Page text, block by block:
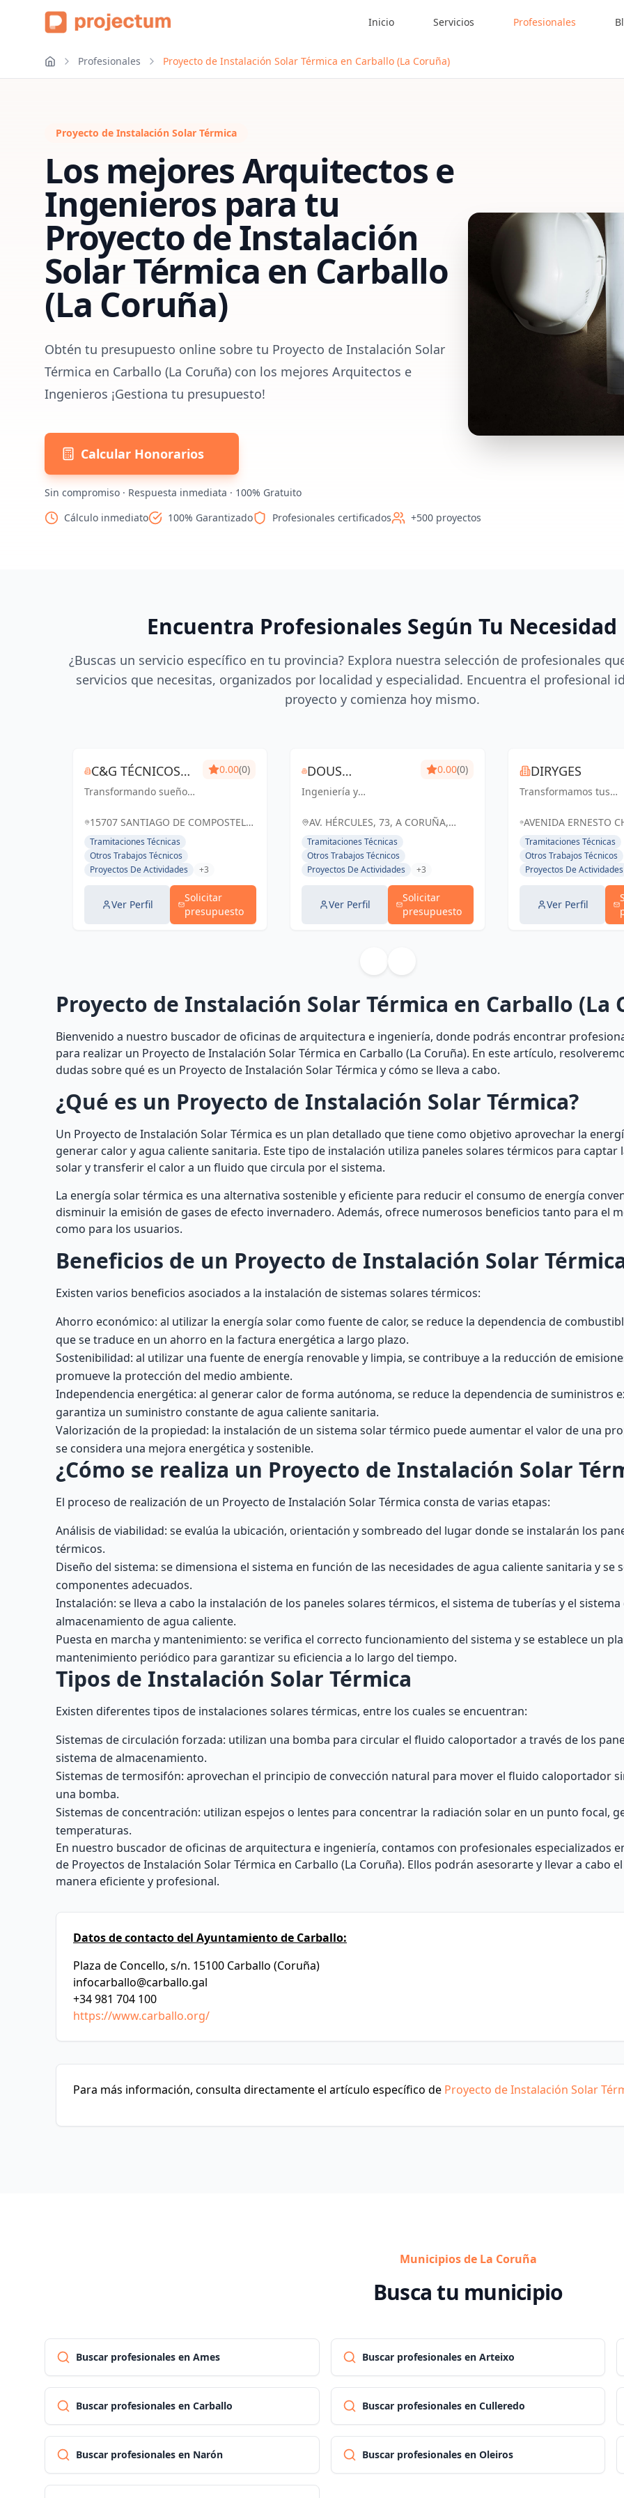
Inicio Servicios Profesionales
Profesionales Proyecto de Instalación Solar Térmica en Carballo (La Coruña)
Proyecto de Instalación Solar Térmica
Los mejores Arquitectos e
Ingenieros para tu
Proyecto de Instalación
Solar Térmica en Carballo
(La Coruña)
Obtén tu presupuesto online sobre tu Proyecto de Instalación Solar
Térmica en Carballo (La Coruña) con los mejores Arquitectos e
Ingenieros ¡Gestiona tu presupuesto!
Calcular Honorarios
Sin compromiso · Respuesta inmediata · 100% Gratuito
Cálculo inmediato
100% Garantizado Profesionales certificados +500 proyectos
Encuentra Profesionales Según Tu Necesidad
¿Buscas un servicio específico en tu provincia? Explora nuestra selección de profesionales
servicios que necesitas, organizados por localidad y especialidad. Encuentra el profesional
proyecto y comienza hoy mismo.
C&G TÉCNICOS
ASOCIADOS
Transformando sueños
arquitectónicas, con
0.00(0)
15707 SANTIAGO DE COMPOSTELA,
A CORUÑA, ESPAÑA, España
Tramitaciones Técnicas
Otros Trabajos Técnicos
Proyectos De Actividades
+3
Ver Perfil
Solicitar
presupuesto
DOUS
SOLUCIONES
CONSTRUCTIVAS
Ingeniería y
vanguardia en A
Construimos tus sueños
con calidad y
compromiso.
0.00(0)
AV. HÉRCULES, 73, A CORUÑA,
ESPAÑA, España
Tramitaciones Técnicas
Otros Trabajos Técnicos
Proyectos De Actividades
+3
Ver Perfil
Solicitar
presupuesto
DIRYGES
Transformamos tus
arte funcionales,
superando tus
expectativas
AVENIDA ERNESTO
36 15179 - OLEIROS A
ESPAÑA, España
Tramitaciones Técnicas
Otros Trabajos Técnicos
Proyectos De Actividades
Ver Perfil
Proyecto de Instalación Solar Térmica en Carballo (La
Bienvenido a nuestro buscador de oficinas de arquitectura e ingeniería, donde podrás encontrar
para realizar un Proyecto de Instalación Solar Térmica en Carballo (La Coruña). En este artículo,
dudas sobre qué es un Proyecto de Instalación Solar Térmica y cómo se lleva a cabo.
¿Qué es un Proyecto de Instalación Solar Térmica?
Un Proyecto de Instalación Solar Térmica es un plan detallado que tiene como objetivo aprovechar la
generar calor y agua caliente sanitaria. Este tipo de instalación utiliza paneles solares térmicos para captar
solar y transferir el calor a un fluido que circula por el sistema.
La energía solar térmica es una alternativa sostenible y eficiente para reducir el consumo de energía
disminuir la emisión de gases de efecto invernadero. Además, ofrece numerosos beneficios tanto para el
como para los usuarios.
Beneficios de un Proyecto de Instalación Solar
Existen varios beneficios asociados a la instalación de sistemas solares térmicos:
Ahorro económico: al utilizar la energía solar como fuente de calor, se reduce la dependencia de
que se traduce en un ahorro en la factura energética a largo plazo.
Sostenibilidad: al utilizar una fuente de energía renovable y limpia, se contribuye a la reducción de
promueve la protección del medio ambiente.
Independencia energética: al generar calor de forma autónoma, se reduce la dependencia de suministros
garantiza un suministro constante de agua caliente sanitaria.
Valorización de la propiedad: la instalación de un sistema solar térmico puede aumentar el valor de una
se considera una mejora energética y sostenible.
¿Cómo se realiza un Proyecto de Instalación Solar
El proceso de realización de un Proyecto de Instalación Solar Térmica consta de varias etapas:
Análisis de viabilidad: se evalúa la ubicación, orientación y sombreado del lugar donde se instalarán los
térmicos.
Diseño del sistema: se dimensiona el sistema en función de las necesidades de agua caliente sanitaria y se
componentes adecuados.
Instalación: se lleva a cabo la instalación de los paneles solares térmicos, el sistema de tuberías y el sistema
almacenamiento de agua caliente.
Puesta en marcha y mantenimiento: se verifica el correcto funcionamiento del sistema y se establece un
mantenimiento periódico para garantizar su eficiencia a lo largo del tiempo.
Tipos de Instalación Solar Térmica
Existen diferentes tipos de instalaciones solares térmicas, entre los cuales se encuentran:
Sistemas de circulación forzada: utilizan una bomba para circular el fluido caloportador a través de los
sistema de almacenamiento.
Sistemas de termosifón: aprovechan el principio de convección natural para mover el fluido caloportador
una bomba.
Sistemas de concentración: utilizan espejos o lentes para concentrar la radiación solar en un punto focal,
temperaturas.
En nuestro buscador de oficinas de arquitectura e ingeniería, contamos con profesionales especializados
de Proyectos de Instalación Solar Térmica en Carballo (La Coruña). Ellos podrán asesorarte y llevar a cabo
manera eficiente y profesional.
Datos de contacto del Ayuntamiento de Carballo:
Plaza de Concello, s/n. 15100 Carballo (Coruña)
infocarballo@carballo.gal
+34 981 704 100
https://www.carballo.org/
Para más información, consulta directamente el artículo específico de Proyecto de Instalación Solar
Municipios de La Coruña
Busca tu municipio
Buscar profesionales en Ames Buscar profesionales en Arteixo
Buscar profesionales en Carballo Buscar profesionales en Culleredo
Buscar profesionales en Narón Buscar profesionales en Oleiros